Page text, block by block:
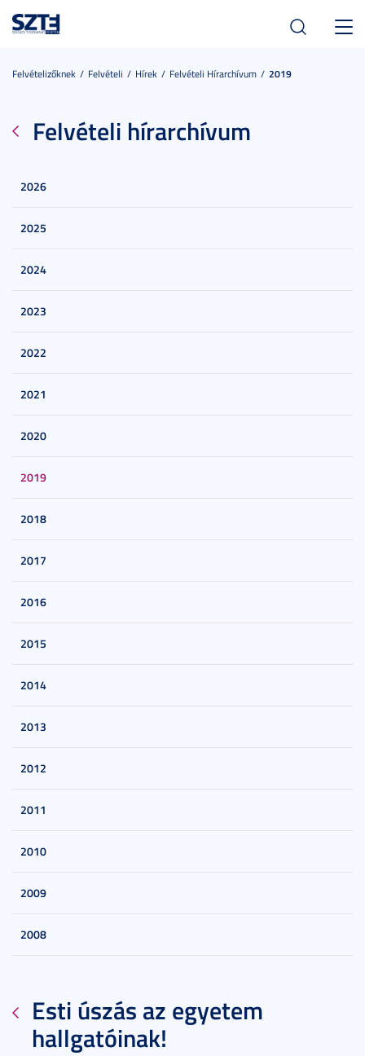
Felvételizőknek Felvételi Hírek Felvételi Hírarchívum 2019
Felvételi hírarchívum
2026
2025
2024
2023
2022
2021
2020
2019
2018
2017
2016
2015
2014
2013
2012
2011
2010
2009
2008
Esti úszás az egyetem
hallgatóinak!